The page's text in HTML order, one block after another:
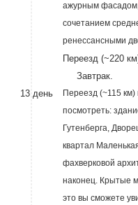
ажурным
сочетанием
ренессансными
Переезд (~220
13 день
Завтрак.
Переезд (~115 км)
посмотреть:
Гутенберга,
квартал
фахверковой
наконец. Крытые
это вы сможете